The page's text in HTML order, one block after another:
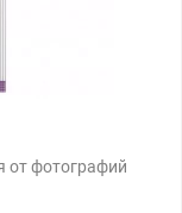
от фотографий